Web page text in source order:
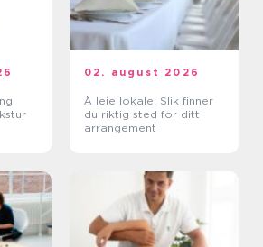
02. august 2026
Å leie lokale: Slik finner
du riktig sted for ditt
arrangement